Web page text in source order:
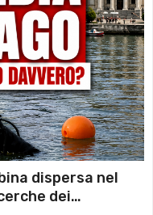
dispersa nel
dei